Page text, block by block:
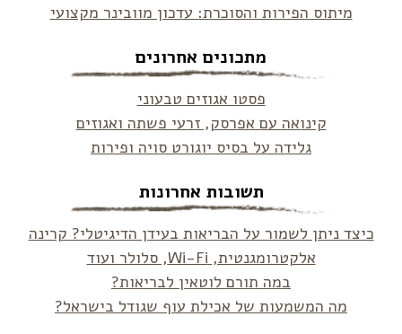
מיתוס הפירות והסוכרת: עדכון מוובינר מקצועי
מתכונים אחרונים
פסטו אגוזים טבעוני
קינואה עם אפרסק, זרעי פשתה ואגוזים
גלידה על בסיס יוגורט סויה ופירות
תשובות אחרונות
כיצד ניתן לשמור על הבריאות בעידן הדיגיטלי? קרינה
אלקטרומגנטית, Wi-Fi, סלולר ועוד
במה תורם לוטאין לבריאות?
מה המשמעות של אכילת עוף שגודל בישראל?